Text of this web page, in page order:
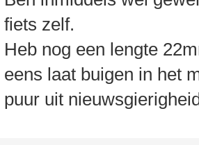
fiets zelf.
Heb nog een lengte
eens laat buigen in het
puur uit